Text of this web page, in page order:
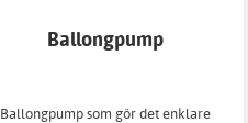
Ballongpump
Ballongpump som gör det enklare